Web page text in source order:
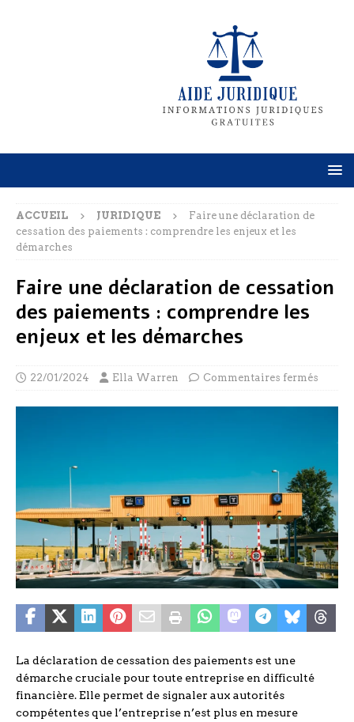
ACCUEIL JURIDIQUE
Faire une déclaration de
cessation des paiements : comprendre les enjeux et les
démarches
Faire une déclaration de cessation
des paiements : comprendre les
enjeux et les démarches
22/01/2024 Ella Warren Commentaires fermés
La déclaration de cessation des paiements est une
démarche cruciale pour toute entreprise en difficulté
financière. Elle permet de signaler aux autorités
compétentes que l’entreprise n’est plus en mesure